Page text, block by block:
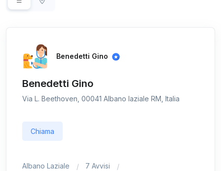
Benedetti Gino
Benedetti Gino
Via L. Beethoven, 00041 Albano laziale RM, Italia
Chiama
Albano Laziale
7 Avvisi